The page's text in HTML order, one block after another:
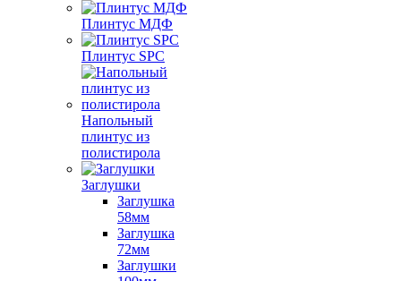
Плинтус МДФ
Плинтус SPC
Напольный
плинтус из
полистирола
Заглушки
Заглушка
58мм
Заглушка
72мм
Заглушки